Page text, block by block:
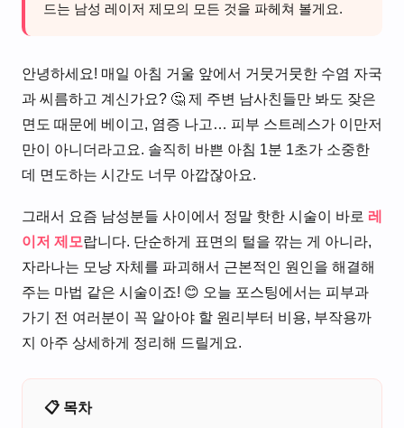
드는 남성 레이저 제모의 모든 것을 파헤쳐 볼게요.
안녕하세요! 매일 아침 거울 앞에서 거뭇거뭇한 수염 자국
과 씨름하고 계신가요? 🤔 제 주변 남사친들만 봐도 잦은
면도 때문에 베이고, 염증 나고… 피부 스트레스가 이만저
만이 아니더라고요. 솔직히 바쁜 아침 1분 1초가 소중한
데 면도하는 시간도 너무 아깝잖아요.
그래서 요즘 남성분들 사이에서 정말 핫한 시술이 바로 레
이저 제모랍니다. 단순하게 표면의 털을 깎는 게 아니라,
자라나는 모낭 자체를 파괴해서 근본적인 원인을 해결해
주는 마법 같은 시술이죠! 😊 오늘 포스팅에서는 피부과
가기 전 여러분이 꼭 알아야 할 원리부터 비용, 부작용까
지 아주 상세하게 정리해 드릴게요.
📋 목차